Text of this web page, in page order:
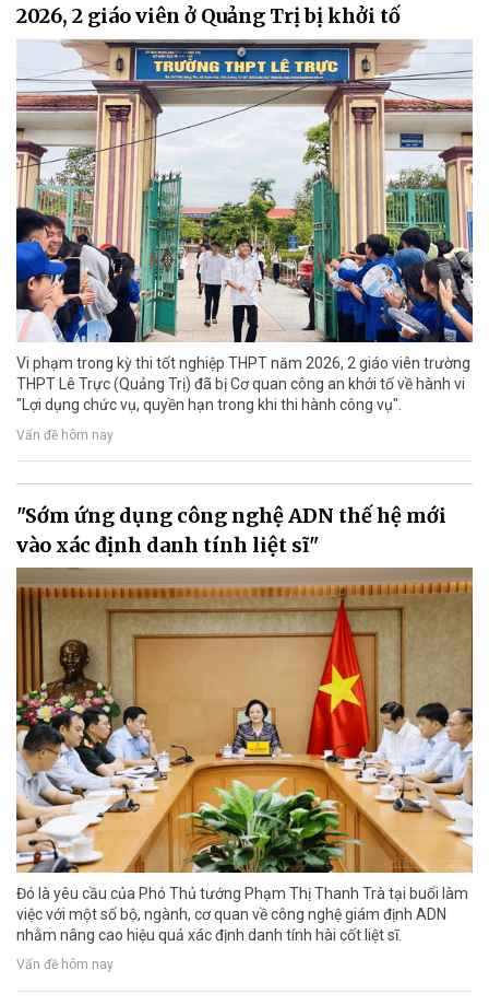
2026, 2 giáo viên ở Quảng Trị bị khởi tố
Vi phạm trong kỳ thi tốt nghiệp THPT năm 2026, 2 giáo viên trường
THPT Lê Trực (Quảng Trị) đã bị Cơ quan công an khởi tố về hành vi
"Lợi dụng chức vụ, quyền hạn trong khi thi hành công vụ".
Vấn đề hôm nay
"Sớm ứng dụng công nghệ ADN thế hệ mới
vào xác định danh tính liệt sĩ"
Đó là yêu cầu của Phó Thủ tướng Phạm Thị Thanh Trà tại buổi làm
việc với một số bộ, ngành, cơ quan về công nghệ giám định ADN
nhằm nâng cao hiệu quả xác định danh tính hài cốt liệt sĩ.
Vấn đề hôm nay